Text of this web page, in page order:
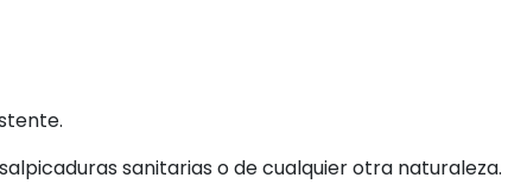
sanitarias o de cualquier otra naturaleza.